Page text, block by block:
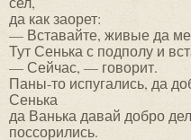
да как заорет:
— Вставайте, живые да
Тут Сенька с подполу и
— Сейчас, — говорит.
Паны-то испугались, да
Сенька
да Ванька давай добро
поссорились.